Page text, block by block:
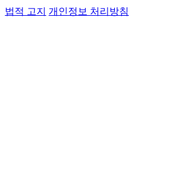
법적 고지 개인정보 처리방침